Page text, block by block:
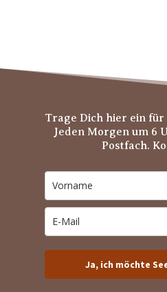
Trage Dich hier ein
Jeden Morgen um 6
Postfach.
Ja, ich möchte